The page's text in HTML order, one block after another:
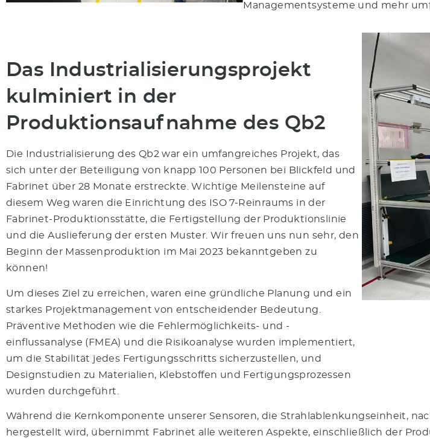
Managementsysteme und mehr
Das Industrialisierungsprojekt
kulminiert in der
Produktionsaufnahme des Qb2
Die Industrialisierung des Qb2 war ein umfangreiches Projekt, das
sich unter der Beteiligung von knapp 100 Personen bei Blickfeld und
Fabrinet über 28 Monate erstreckte. Wichtige Meilensteine auf
diesem Weg waren die Einrichtung des ISO 7-Reinraums in der
Fabrinet-Produktionsstätte, die Fertigstellung der Produktionslinie
und die Auslieferung der ersten Muster. Wir freuen uns nun sehr, den
Beginn der Massenproduktion im Mai 2023 bekanntgeben zu
können!
Um dieses Ziel zu erreichen, waren eine gründliche Planung und ein
starkes Projektmanagement von entscheidender Bedeutung.
Präventive Methoden wie die Fehlermöglichkeits- und -
einflussanalyse (FMEA) und die Risikoanalyse wurden implementiert,
um die Stabilität jedes Fertigungsschritts sicherzustellen, und
Designstudien zu Materialien, Klebstoffen und Fertigungsprozessen
wurden durchgeführt.
Während die Kernkomponente unserer Sensoren, die Strahlablenkungseinheit,
hergestellt wird, übernimmt Fabrinet alle weiteren Aspekte, einschließlich der